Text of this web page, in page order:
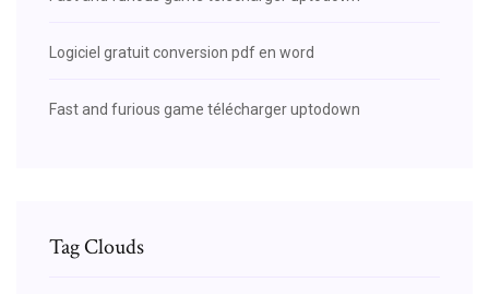
Logiciel gratuit conversion pdf en word
Fast and furious game télécharger uptodown
Tag Clouds